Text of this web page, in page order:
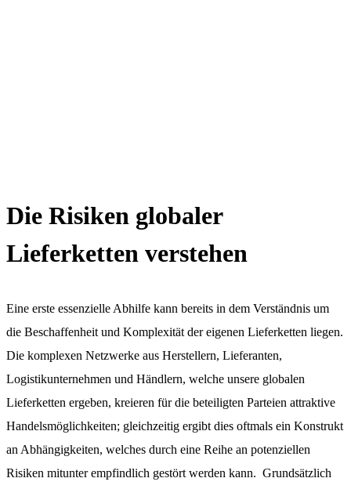
Die Risiken globaler
Lieferketten verstehen
Eine erste essenzielle Abhilfe kann bereits in dem Verständnis um
die Beschaffenheit und Komplexität der eigenen Lieferketten liegen.
Die komplexen Netzwerke aus Herstellern, Lieferanten,
Logistikunternehmen und Händlern, welche unsere globalen
Lieferketten ergeben, kreieren für die beteiligten Parteien attraktive
Handelsmöglichkeiten; gleichzeitig ergibt dies oftmals ein Konstrukt
an Abhängigkeiten, welches durch eine Reihe an potenziellen
Risiken mitunter empfindlich gestört werden kann. Grundsätzlich